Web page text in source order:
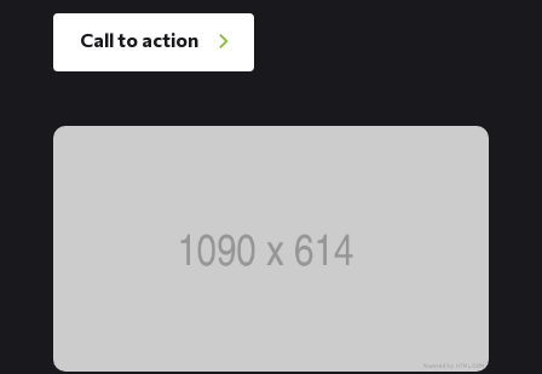
Call to action